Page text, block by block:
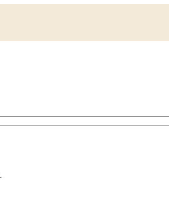
.